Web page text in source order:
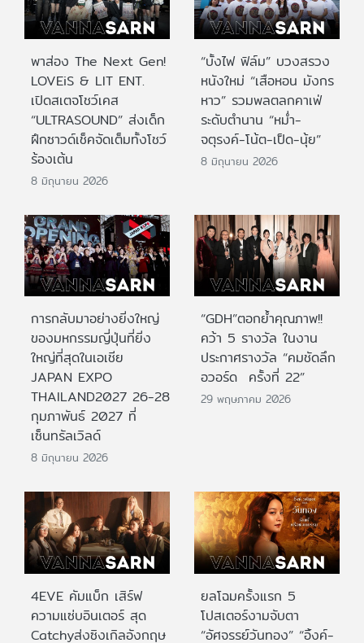
พาส่อง The Next Gen!
LOVEiS & LIT ENT.
เปิดสเตจโชว์เคส
“ULTRASOUND” ส่งเด็ก
ฝึกซาวด์เช็คจัดเต็มทั้งโชว์
ร้องเต้น
8 มิถุนายน 2026
“บั้งไฟ ฟิล์ม” บวงสรวง
หนังใหม่ “เสือหอน มังกร
หาว” รวมพลตลกคาเฟ่
ระดับตำนาน “หม่ำ-
จตุรงค์-โน้ต-เป็ด-นุ้ย”
8 มิถุนายน 2026
การกลับมาอย่างยิ่งใหญ่
ของมหกรรมญี่ปุ่นที่ยิ่ง
ใหญ่ที่สุดในเอเชีย
JAPAN EXPO
THAILAND2027 26-28
กุมภาพันธ์ 2027 ที่
เซ็นทรัลเวิลด์
8 มิถุนายน 2026
“GDH”ตอกย้ำคุณภาพ!!
คว้า 5 รางวัล ในงาน
ประกาศรางวัล “คมชัดลึก
อวอร์ด ครั้งที่ 22”
29 พฤษภาคม 2026
4EVE คัมแบ็ก เสิร์ฟ
ความแซ่บอินเตอร์ สุด
Catchyส่งซิงเกิลอังกฤษ
ยลโฉมครั้งแรก 5
โปสเตอร์งามจับตา
“อัศจรรย์วันทอง” “อิ้งค์-